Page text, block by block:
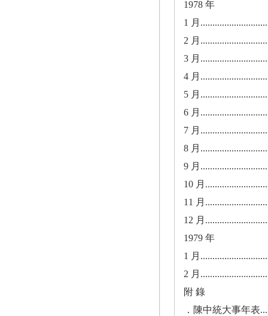
1978 年
1 月
2 月
3 月
4 月
5 月
6 月
7 月
8 月
9 月
10 月
11 月
12 月
1979 年
1 月
2 月
附 錄
．陳中統大事年表